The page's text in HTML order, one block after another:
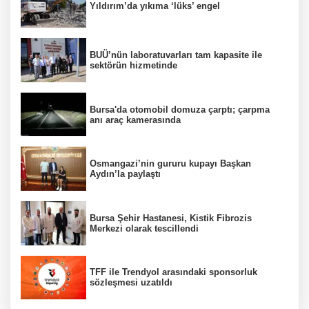
Yıldırım’da yıkıma ‘lüks’ engel
BUÜ’nün laboratuvarları tam kapasite ile
sektörün hizmetinde
Bursa'da otomobil domuza çarptı; çarpma
anı araç kamerasında
Osmangazi’nin gururu kupayı Başkan
Aydın’la paylaştı
Bursa Şehir Hastanesi, Kistik Fibrozis
Merkezi olarak tescillendi
TFF ile Trendyol arasındaki sponsorluk
sözleşmesi uzatıldı